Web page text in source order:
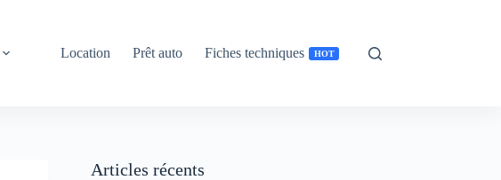
Location Prêt auto Fiches techniques HOT
Articles récents